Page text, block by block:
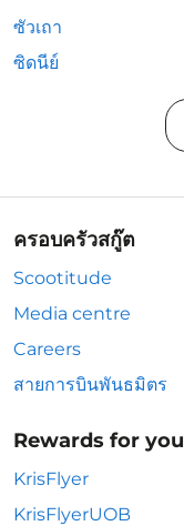
ซัวเถา
ซิดนีย์
ครอบครัวสกู๊ต
Scootitude
Media centre
Careers
สายการบินพันธมิตร
Rewards for you
KrisFlyer
KrisFlyerUOB